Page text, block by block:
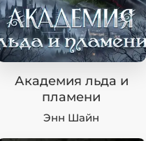
Академия льда и
пламени
Энн Шайн